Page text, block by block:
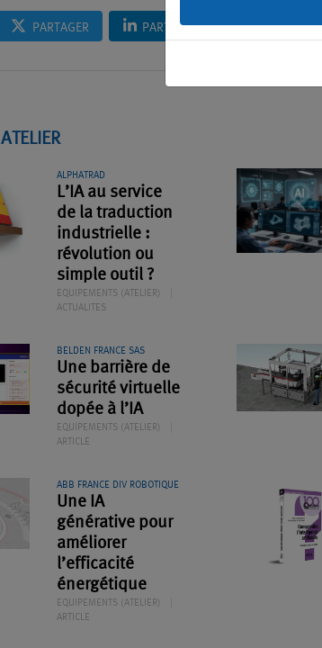
PARTAGER PARTAGER
ATELIER
ALPHATRAD
L’IA au service
de la traduction
industrielle :
révolution ou
simple outil ?
EQUIPEMENTS (ATELIER)
ACTUALITES
BELDEN FRANCE SAS
Une barrière de
sécurité virtuelle
dopée à l’IA
EQUIPEMENTS (ATELIER)
ARTICLE
ABB FRANCE DIV ROBOTIQUE
Une IA
générative pour
améliorer
l’efficacité
énergétique
EQUIPEMENTS (ATELIER)
ARTICLE